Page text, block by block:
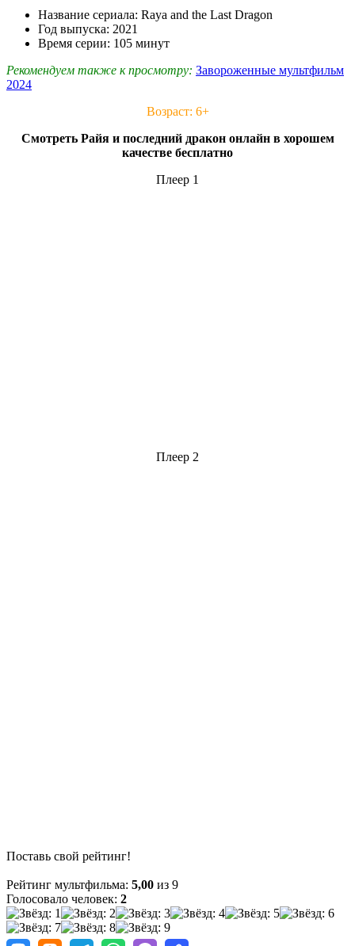
Название сериала: Raya and the Last Dragon
Год выпуска: 2021
Время серии: 105 минут
Рекомендуем также к просмотру: Завороженные мультфильм
2024
Возраст: 6+
Смотреть Райя и последний дракон онлайн в хорошем
качестве бесплатно
Плеер 1
Плеер 2
Поставь свой рейтинг!
Рейтинг мультфильма: 5,00 из 9
Голосовало человек: 2